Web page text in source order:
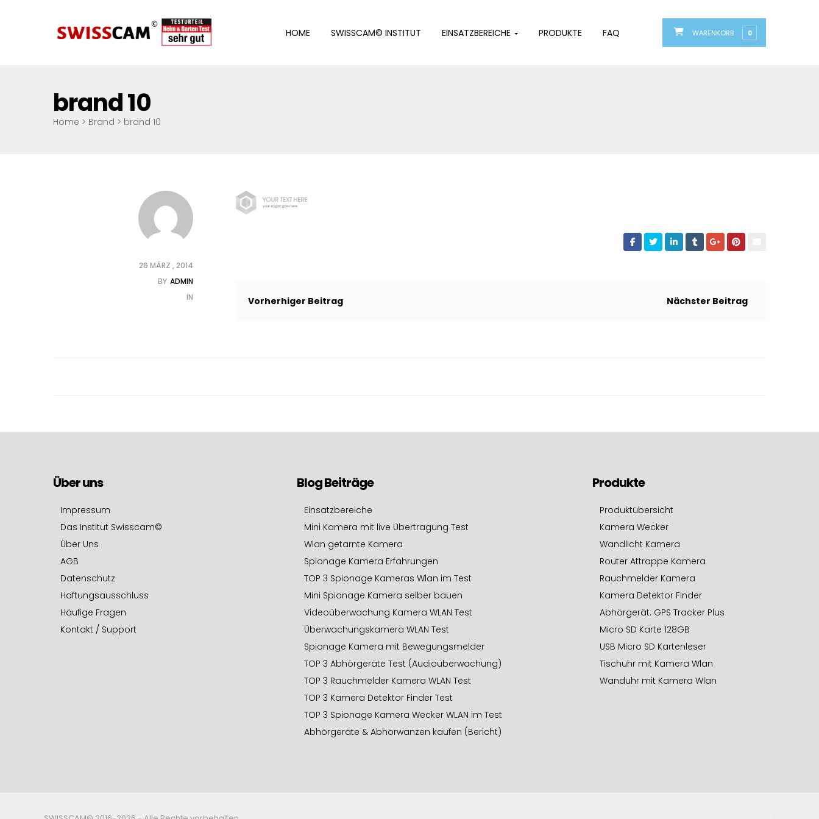
WARENKORB 0
HOME SWISSCAM© INSTITUT EINSATZBEREICHE PRODUKTE FAQ
Home > Brand > brand 10
brand 10
26 MÄRZ , 2014
BY ADMIN
IN
Post
Vorherhiger Beitrag Nächster Beitrag
Über uns
Impressum
Das Institut Swisscam©
Über Uns
AGB
Datenschutz
Haftungsausschluss
Häufige Fragen
Kontakt / Support
Blog Beiträge
Einsatzbereiche
Mini Kamera mit live Übertragung Test
Wlan getarnte Kamera
Spionage Kamera Erfahrungen
TOP 3 Spionage Kameras Wlan im Test
Mini Spionage Kamera selber bauen
Videoüberwachung Kamera WLAN Test
Überwachungskamera WLAN Test
Spionage Kamera mit Bewegungsmelder
TOP 3 Abhörgeräte Test (Audioüberwachung)
TOP 3 Rauchmelder Kamera WLAN Test
TOP 3 Kamera Detektor Finder Test
TOP 3 Spionage Kamera Wecker WLAN im Test
Abhörgeräte & Abhörwanzen kaufen (Bericht)
Produkte
Produktübersicht
Kamera Wecker
Wandlicht Kamera
Router Attrappe Kamera
Rauchmelder Kamera
Kamera Detektor Finder
Abhörgerät: GPS Tracker Plus
Micro SD Karte 128GB
USB Micro SD Kartenleser
Tischuhr mit Kamera Wlan
Wanduhr mit Kamera Wlan